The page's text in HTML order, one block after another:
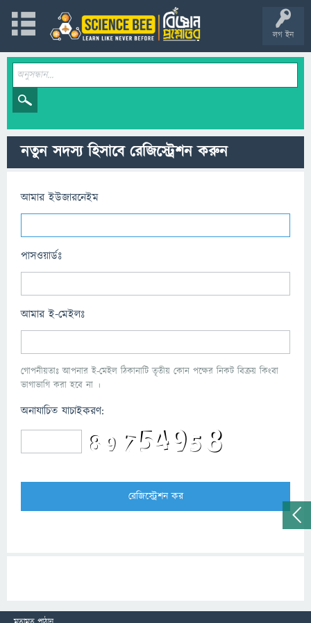
লগ ইন
নতুন সদস্য হিসাবে রেজিস্ট্রেশন করুন
আমার ইউজারনেইম
পাসওয়ার্ডঃ
আমার ই-মেইলঃ
গোপনীয়তাঃ আপনার ই-মেইল ঠিকানাটি তৃতীয় কোন পক্ষের নিকট বিক্রয় কিংবা
ভাগাভাগি করা হবে না ।
অনাযাচিত যাচাইকরণ: